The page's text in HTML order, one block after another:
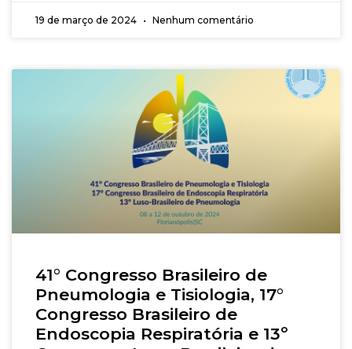
Horizonte – Minas Gerais – Brasil, entre os dias
19 de março de 2024 Nenhum comentário
41° Congresso Brasileiro de
Pneumologia e Tisiologia, 17°
Congresso Brasileiro de
Endoscopia Respiratória e 13º